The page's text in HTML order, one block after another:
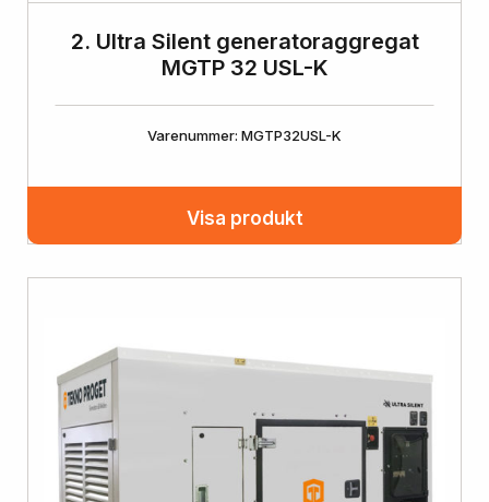
2. Ultra Silent generatoraggregat
MGTP 32 USL-K
Varenummer: MGTP32USL-K
Visa produkt